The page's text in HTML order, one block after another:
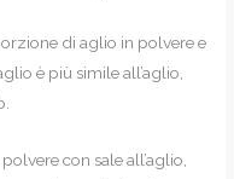
di aglio in polvere e
è più simile all’aglio,
con sale all’aglio,